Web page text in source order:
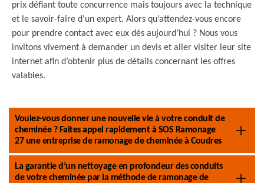
prix défiant toute concurrence mais toujours avec la technique
et le savoir-faire d’un expert. Alors qu’attendez-vous encore
pour prendre contact avec eux dès aujourd’hui ? Nous vous
invitons vivement à demander un devis et aller visiter leur site
internet afin d’obtenir plus de détails concernant les offres
valables.
Voulez-vous donner une nouvelle vie à votre conduit de
cheminée ? Faites appel rapidement à SOS Ramonage
27 une entreprise de ramonage de cheminée à Coudres
La garantie d’un nettoyage en profondeur des conduits
de votre cheminée par la méthode de ramonage de